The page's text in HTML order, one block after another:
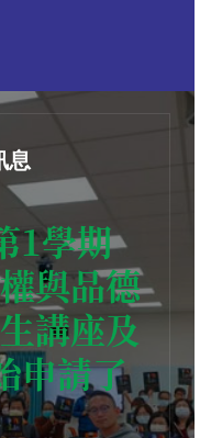
息
1學期
與品德
講座及
申請了